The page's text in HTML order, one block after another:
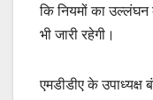
कि नियमों का
भी जारी रहेगी।
एमडीडीए के उपाध्यक्ष